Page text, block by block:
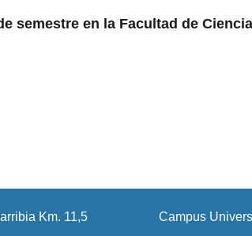
semestre en la Facultad de
Km. 11,5 Campus